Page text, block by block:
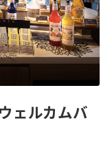
ェルカムバ